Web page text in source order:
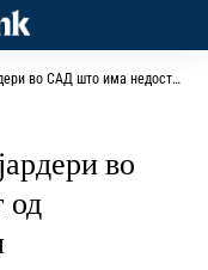
има недостиг од финансиски советници
во
од